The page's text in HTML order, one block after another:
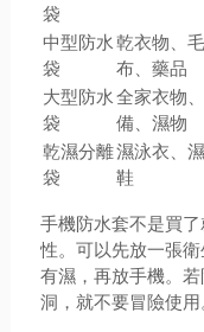
袋
中型防水
袋
乾衣物、
布、藥品
大型防水
袋
全家衣物
備、濕物
乾濕分離
袋
濕泳衣、
鞋
手機防水套不是買
性。可以先放一張
有濕，再放手機。
洞，就不要冒險使用